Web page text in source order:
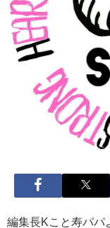
編集長Kこと寿パパ